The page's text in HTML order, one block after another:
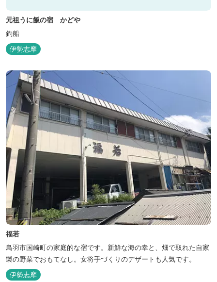
元祖うに飯の宿 かどや
釣船
伊勢志摩
福若
鳥羽市国崎町の家庭的な宿です。新鮮な海の幸と、畑で取れた自家
製の野菜でおもてなし。女将手づくりのデザートも人気です。
伊勢志摩